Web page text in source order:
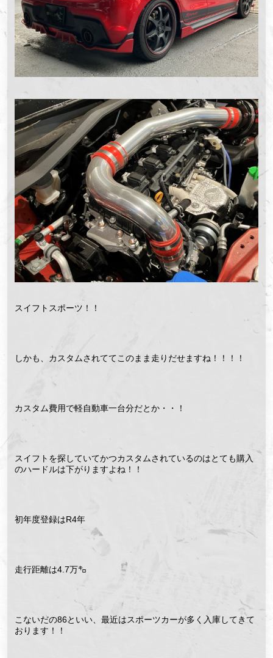
スイフトスポーツ！！
しかも、カスタムされててこのまま走りだせますね！！！！
カスタム費用で軽自動車一台分だとか・・！
スイフトを探していてかつカスタムされているのはとても購入
のハードルは下がりますよね！！
初年度登録はR4年
走行距離は4.7万㌔
こないだの86といい、最近はスポーツカーが多く入庫してきて
おります！！